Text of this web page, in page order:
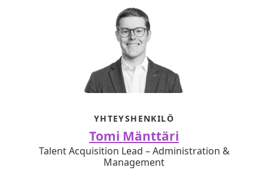
YHTEYSHENKILÖ
Tomi Mänttäri
Talent Acquisition Lead – Administration &
Management